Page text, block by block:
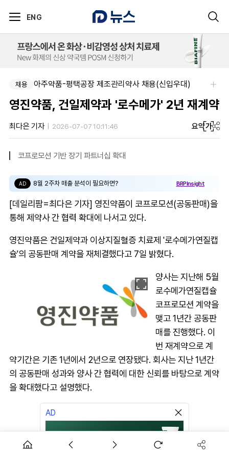
ENG
채용 아주약품-평택공장 제조관리약사 채용(신입우대)
영진약품, 건일제약과 '로수메가' 2년 재계약
최다은 기자 2026-07-07 10:11:46 요약가
코프로모션 기반 장기 파트너십 확대
AD 8월 2주차 매출 분석이 필요하면? BRPInsight
[데일리팜=최다은 기자] 영진약품이 코프로모션(공동판매)을
통해 제약사 간 협력 확대에 나서고 있다.
영진약품은 건일제약과 이상지질혈증 치료제 '로수메가연질캡
슐'의 공동판매 계약을 재체결했다고 7일 밝혔다.
양사는 지난해 5월
로수메가연질캡슐
코프로모션 계약을
맺고 1년간 공동판
매를 진행했다. 이
번 재계약으로 계
약기간은 기존 1년에서 2년으로 연장됐다. 회사는 지난 1년간
의 공동판매 성과와 양사 간 협력에 대한 신뢰를 바탕으로 계약
을 확대했다고 설명했다.
AD